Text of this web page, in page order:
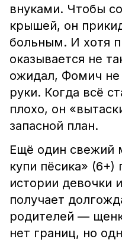
внуками. Чтобы
крышей, он
больным. И хотя
оказывается не
ожидал, Фомич не
руки. Когда всё
плохо, он
запасной план.
Ещё один свежий
купи пёсика» (6+)
истории девочки
получает
родителей —
нет границ, но